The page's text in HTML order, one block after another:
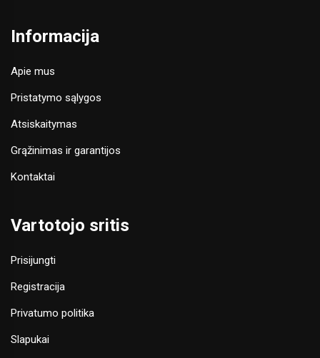
Informacija
Apie mus
Pristatymo sąlygos
Atsiskaitymas
Grąžinimas ir garantijos
Kontaktai
Vartotojo sritis
Prisijungti
Registracija
Privatumo politika
Slapukai